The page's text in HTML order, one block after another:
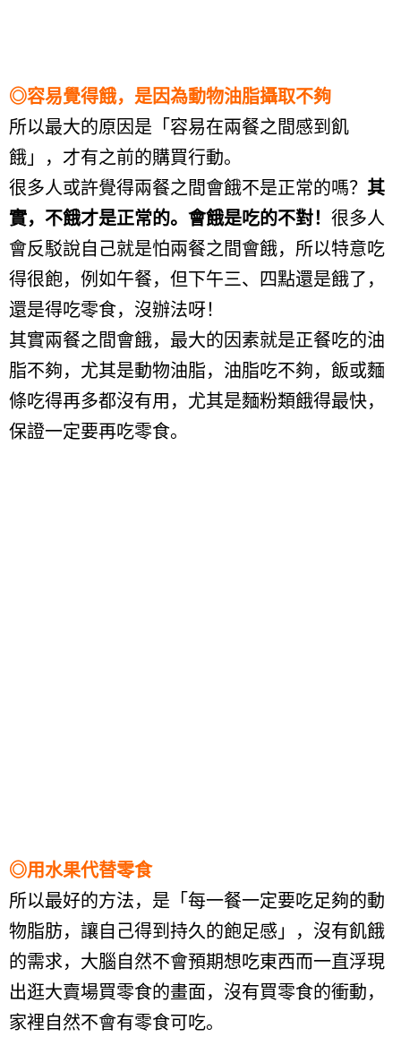
◎容易覺得餓，是因為動物油脂攝取不夠
所以最大的原因是「容易在兩餐之間感到飢
餓」，才有之前的購買行動。
很多人或許覺得兩餐之間會餓不是正常的嗎？ 其
實，不餓才是正常的。會餓是吃的不對！ 很多人
會反駁說自己就是怕兩餐之間會餓，所以特意吃
得很飽，例如午餐，但下午三、四點還是餓了，
還是得吃零食，沒辦法呀！
其實兩餐之間會餓，最大的因素就是正餐吃的油
脂不夠，尤其是動物油脂，油脂吃不夠，飯或麵
條吃得再多都沒有用，尤其是麵粉類餓得最快，
保證一定要再吃零食。
◎用水果代替零食
所以最好的方法，是「每一餐一定要吃足夠的動
物脂肪，讓自己得到持久的飽足感」，沒有飢餓
的需求，大腦自然不會預期想吃東西而一直浮現
出逛大賣場買零食的畫面，沒有買零食的衝動，
家裡自然不會有零食可吃。